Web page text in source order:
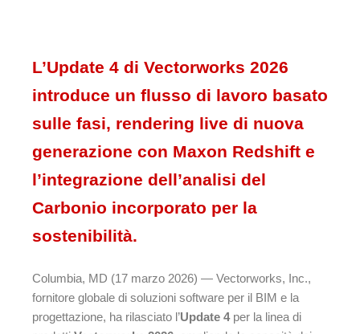
L’Update 4 di Vectorworks 2026
introduce un flusso di lavoro basato
sulle fasi, rendering live di nuova
generazione con Maxon Redshift e
l’integrazione dell’analisi del
Carbonio incorporato per la
sostenibilità.
Columbia, MD (17 marzo 2026) — Vectorworks, Inc.,
fornitore globale di soluzioni software per il BIM e la
progettazione, ha rilasciato l’Update 4per la linea di